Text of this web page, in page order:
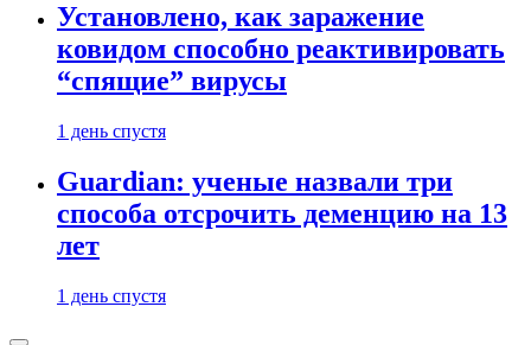
Установлено, как заражение
ковидом способно реактивировать
“спящие” вирусы
1 день спустя
Guardian: ученые назвали три
способа отсрочить деменцию на 13
лет
1 день спустя